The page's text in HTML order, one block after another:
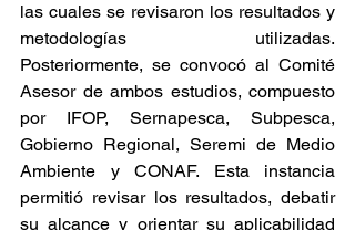
las cuales se revisaron los resultados y
metodologías utilizadas.
Posteriormente, se convocó al Comité
Asesor de ambos estudios, compuesto
por IFOP, Sernapesca, Subpesca,
Gobierno Regional, Seremi de Medio
Ambiente y CONAF. Esta instancia
permitió revisar los resultados, debatir
su alcance y orientar su aplicabilidad